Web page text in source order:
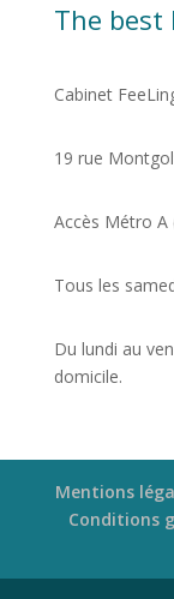
The best
Cabinet
19 rue
Accès Métro A
Tous les
Du lundi au
domicile.
Mentions
Conditions